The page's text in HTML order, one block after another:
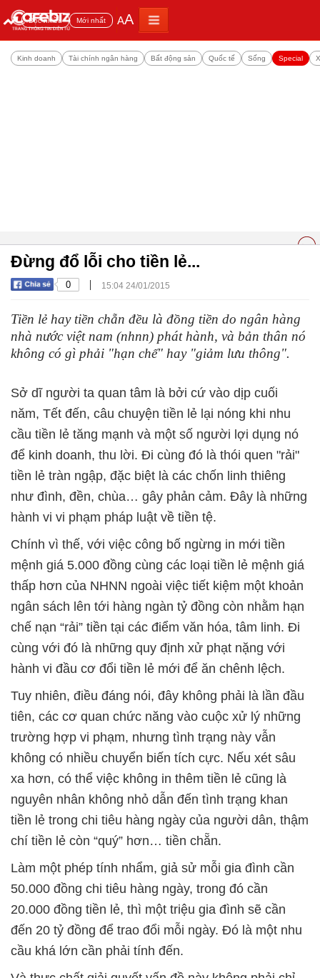
Đọc nhiều Mới nhất AA
Kinh doanh Tài chính ngân hàng Bất động sản Quốc tế Sống Special
Đừng đổ lỗi cho tiền lẻ...
0 | 15:04 24/01/2015
Tiền lẻ hay tiền chẵn đều là đồng tiền do ngân hàng
nhà nước việt nam (nhnn) phát hành, và bản thân nó
không có gì phải "hạn chế" hay "giảm lưu thông".
Sở dĩ người ta quan tâm là bởi cứ vào dịp cuối
năm, Tết đến, câu chuyện tiền lẻ lại nóng khi nhu
cầu tiền lẻ tăng mạnh và một số người lợi dụng nó
để kinh doanh, thu lời. Đi cùng đó là thói quen "rải"
tiền lẻ tràn ngập, đặc biệt là các chốn linh thiêng
như đình, đền, chùa… gây phản cảm. Đây là những
hành vi vi phạm pháp luật về tiền tệ.
Chính vì thế, với việc công bố ngừng in mới tiền
mệnh giá 5.000 đồng cùng các loại tiền lẻ mệnh giá
thấp hơn của NHNN ngoài việc tiết kiệm một khoản
ngân sách lên tới hàng ngàn tỷ đồng còn nhằm hạn
chế nạn “rải” tiền tại các điểm văn hóa, tâm linh. Đi
cùng với đó là những quy định xử phạt nặng với
hành vi đầu cơ đổi tiền lẻ mới để ăn chênh lệch.
Tuy nhiên, điều đáng nói, đây không phải là lần đầu
tiên, các cơ quan chức năng vào cuộc xử lý những
trường hợp vi phạm, nhưng tình trạng này vẫn
không có nhiều chuyển biến tích cực. Nếu xét sâu
xa hơn, có thể việc không in thêm tiền lẻ cũng là
nguyên nhân không nhỏ dẫn đến tình trạng khan
tiền lẻ trong chi tiêu hàng ngày của người dân, thậm
chí tiền lẻ còn “quý” hơn… tiền chẵn.
Làm một phép tính nhẩm, giả sử mỗi gia đình cần
50.000 đồng chi tiêu hàng ngày, trong đó cần
20.000 đồng tiền lẻ, thì một triệu gia đình sẽ cần
đến 20 tỷ đồng để trao đổi mỗi ngày. Đó là một nhu
cầu khá lớn cần phải tính đến.